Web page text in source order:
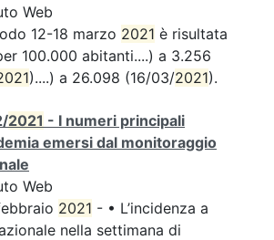
Web
12-18 marzo 2021 è risultata
100.000 abitanti....) a 3.256
)....) a 26.098 (16/03/2021).
2021 - I numeri principali
emersi dal monitoraggio
Web
2021 - • L’incidenza a
nella settimana di